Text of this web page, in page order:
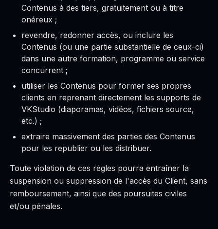
Contenus à des tiers, gratuitement ou à titre
onéreux ;
revendre, redonner accès, ou inclure les
Contenus (ou une partie substantielle de ceux-ci)
dans une autre formation, programme ou service
concurrent ;
utiliser les Contenus pour former ses propres
clients en reprenant directement les supports de
VKStudio (diaporamas, vidéos, fichiers source,
etc.) ;
extraire massivement des parties des Contenus
pour les republier ou les distribuer.
Toute violation de ces règles pourra entraîner la
suspension ou suppression de l'accès du Client, sans
remboursement, ainsi que des poursuites civiles
et/ou pénales.